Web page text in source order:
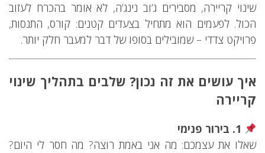
שינוי קריירה, מסבירים ג’וב נינג’ה, לא אומר בהכרח לעזוב
הכול. לפעמים הוא מתחיל בצעדים קטנים: קורס, התנסות,
פרויקט צדדי – שמובילים בסופו של דבר למעבר חלק יותר.
איך עושים את זה נכון? שלבים בתהליך שינוי
קריירה
1. בירור פנימי
שאלו את עצמכם: מה אני באמת רוצה? מה חסר לי היום?